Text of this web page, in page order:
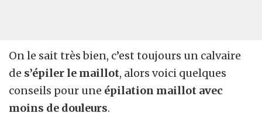
On le sait très bien, c’est toujours un calvaire
de s’épiler le maillot, alors voici quelques
conseils pour une épilation maillot avec
moins de douleurs.